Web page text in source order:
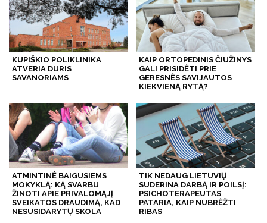
KUPIŠKIO POLIKLINIKA
ATVERIA DURIS
SAVANORIAMS
KAIP ORTOPEDINIS ČIUŽINYS
GALI PRISIDĖTI PRIE
GERESNĖS SAVIJAUTOS
KIEKVIENĄ RYTĄ?
ATMINTINĖ BAIGUSIEMS
MOKYKLĄ: KĄ SVARBU
ŽINOTI APIE PRIVALOMĄJĮ
SVEIKATOS DRAUDIMĄ, KAD
NESUSIDARYTŲ SKOLA
TIK NEDAUG LIETUVIŲ
SUDERINA DARBĄ IR POILSĮ:
PSICHOTERAPEUTAS
PATARIA, KAIP NUBRĖŽTI
RIBAS